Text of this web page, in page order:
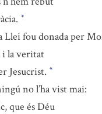
*
Llei fou donada per
i la veritat
Jesucrist. *
no l’ha vist mai:
que és Déu